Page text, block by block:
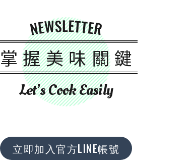
NEWSLETTER
掌握美味關鍵
Let’s Cook Easily
立即加入官方LINE帳號